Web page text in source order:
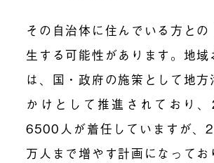
その自治体に住んでいる方と
生する可能性があります。地
は、国・政府の施策として地方
かけとして推進されており
6500人が着任していますが、
万人まで増やす計画になってお